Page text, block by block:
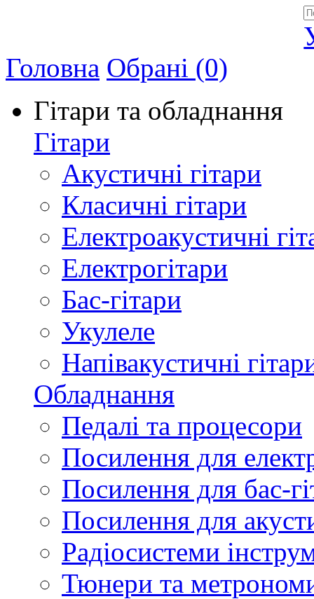
Головна Обрані (0)
Гітари та обладнання
Гітари
Акустичні гітари
Класичні гітари
Електроакустичні
Електрогітари
Бас-гітари
Укулеле
Напівакустичні
Обладнання
Педалі та процесори
Посилення для
Посилення для бас-
Посилення для
Радіосистеми
Тюнери та